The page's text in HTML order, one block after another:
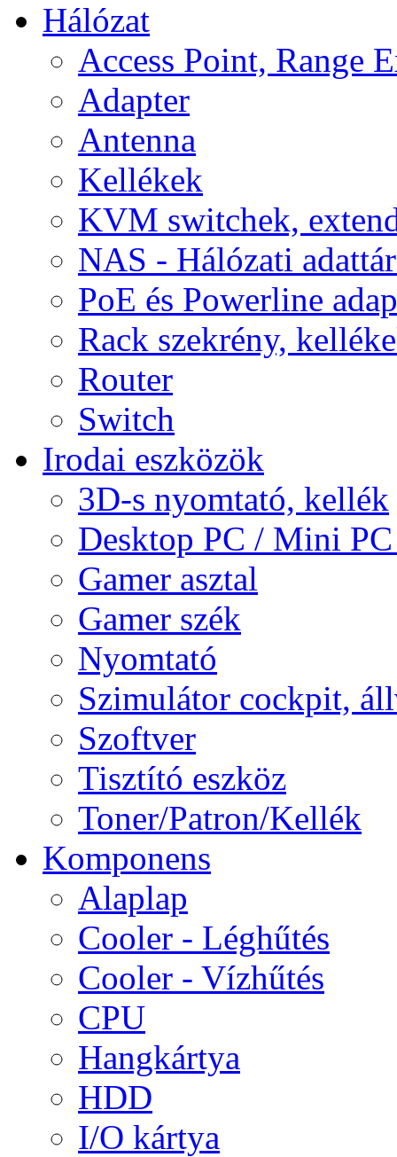
Hálózat
Access Point, Range
Adapter
Antenna
Kellékek
KVM switchek,
NAS - Hálózati
PoE és Powerline
Rack szekrény,
Router
Switch
Irodai eszközök
3D-s nyomtató, kellék
Desktop PC / Mini
Gamer asztal
Gamer szék
Nyomtató
Szimulátor cockpit,
Szoftver
Tisztító eszköz
Toner/Patron/Kellék
Komponens
Alaplap
Cooler - Léghűtés
Cooler - Vízhűtés
CPU
Hangkártya
HDD
I/O kártya